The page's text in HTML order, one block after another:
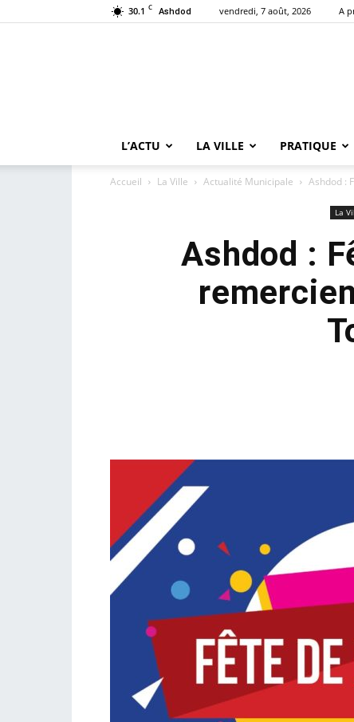
30.1 C Ashdod vendredi, 7 août, 2026 A
L’ACTU LA VILLE PRATIQUE
Accueil La Ville Actualité Municipale Ashdod :
La
Ashdod :